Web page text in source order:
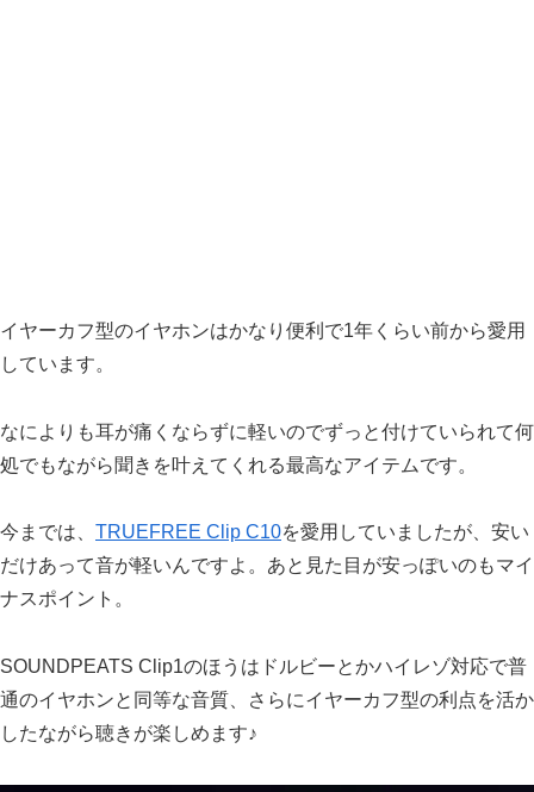
イヤーカフ型のイヤホンはかなり便利で1年くらい前から愛用
しています。
なによりも耳が痛くならずに軽いのでずっと付けていられて何
処でもながら聞きを叶えてくれる最高なアイテムです。
今までは、 TRUEFREE Clip C10を愛用していましたが、安い
だけあって音が軽いんですよ。あと見た目が安っぽいのもマイ
ナスポイント。
SOUNDPEATS Clip1のほうはドルビーとかハイレゾ対応で普
通のイヤホンと同等な音質、さらにイヤーカフ型の利点を活か
したながら聴きが楽しめます♪